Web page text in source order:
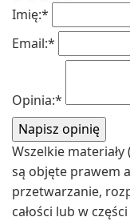
Imię:*
Email:*
Opinia:*
Wszelkie
są objęte prawem
przetwarzanie,
całości lub w